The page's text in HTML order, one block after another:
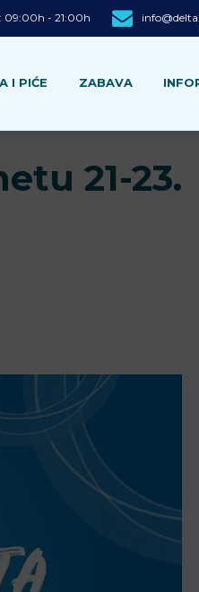
09:00h - 21:00h
I PIĆE ZABAVA
21-23.